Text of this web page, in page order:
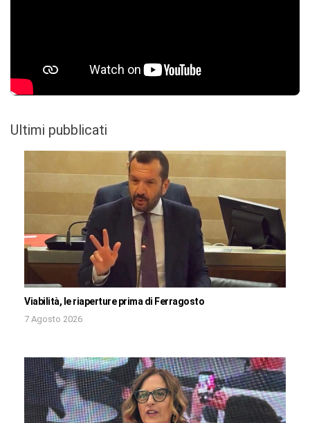
Ultimi pubblicati
Viabilità, le riaperture prima di Ferragosto
7 Agosto 2026